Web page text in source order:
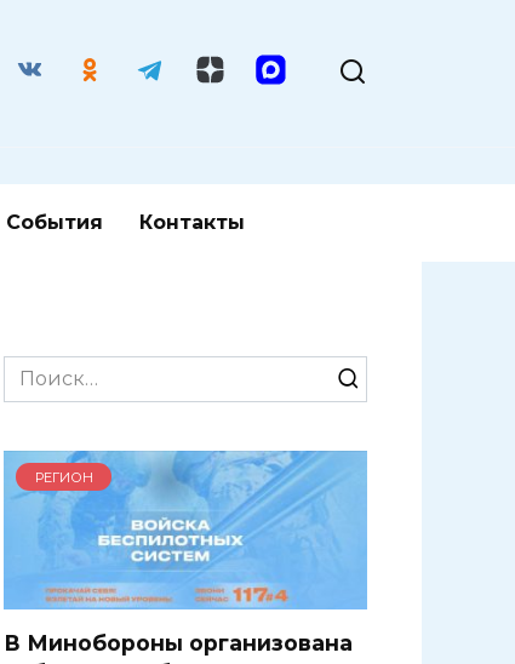
События Контакты
Search
for:
РЕГИОН
В Минобороны организована